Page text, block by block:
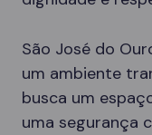
São José do
um ambiente
busca um
uma segurança